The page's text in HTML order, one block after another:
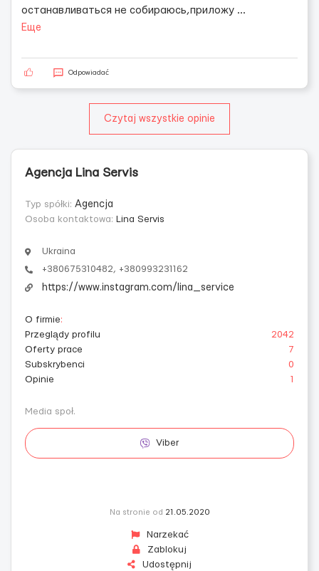
останавливаться не собираюсь,приложу ...
Еще
Odpowiadać
Czytaj wszystkie opinie
Agencja Lina Servis
Typ spółki: Agencja
Osoba kontaktowa: Lina Servis
Ukraina
+380675310482, +380993231162
https://www.instagram.com/lina_service
O firmie:
Przeglądy profilu
2042
Oferty prace
7
Subskrybenci
0
Opinie
1
Media społ.
Viber
Na stronie od 21.05.2020
Narzekać
Zablokuj
Udostępnij